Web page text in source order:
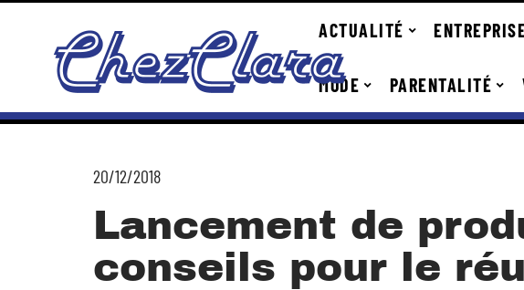
ACTUALITÉ
MODE PARENTALITÉ
20/12/2018
Lancement de
conseils pour le